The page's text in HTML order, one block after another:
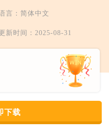
言：简体中文
更新时间：2025-08-31
下载